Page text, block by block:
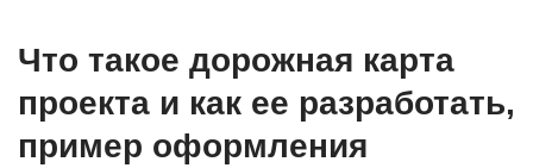
Что такое дорожная карта
проекта и как ее разработать,
пример оформления